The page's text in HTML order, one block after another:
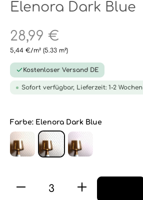
Elenora Dark Blue
28,99 €
5,44 €/m² (5.33 m²)
Kostenloser Versand DE
Sofort verfügbar, Lieferzeit: 1-2 Wochen
Farbe: Elenora Dark Blue